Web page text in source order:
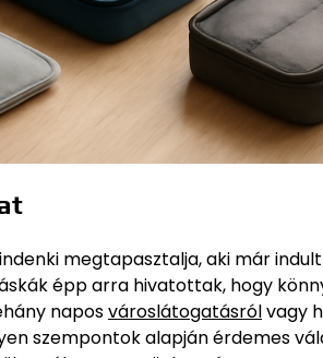
megtapasztalja, aki már
épp arra hivatottak, hogy
naposvároslátogatásrólvagy
szempontok alapján érdemes